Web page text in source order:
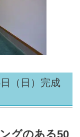
（日）完成
グのある50